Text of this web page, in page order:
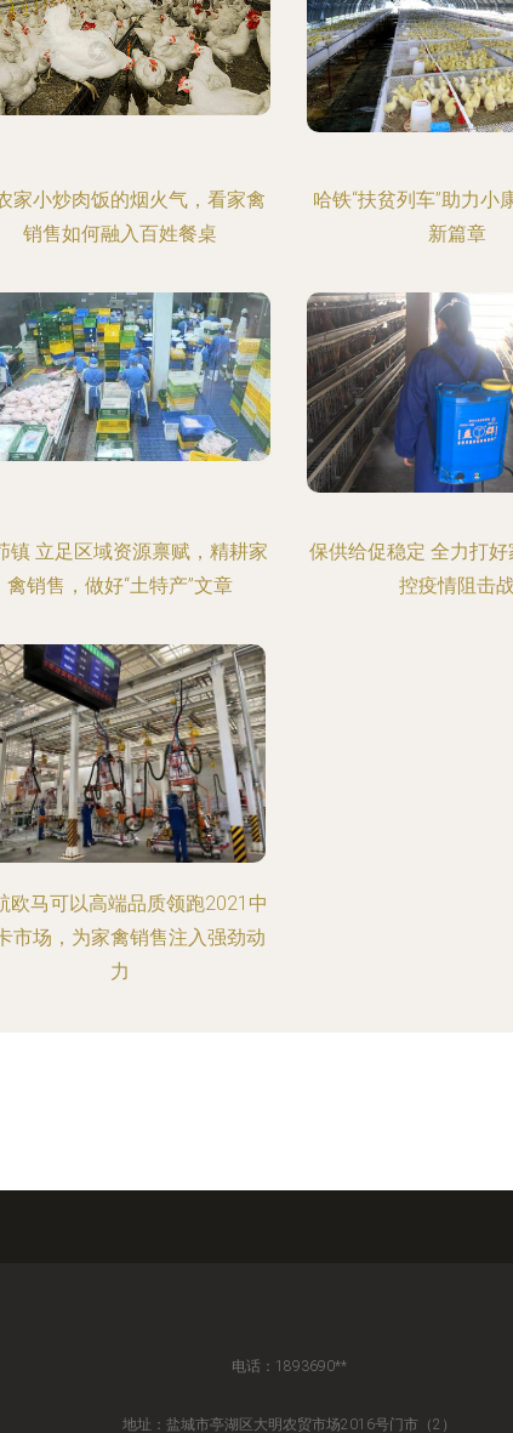
家小炒肉饭的烟火气，看家禽
销售如何融入百姓餐桌
哈铁“扶贫列车”助力小
新篇章
镇 立足区域资源禀赋，精耕家
禽销售，做好“土特产”文章
保供给促稳定 全力打
控疫情阻击
欧马可以高端品质领跑2021中
市场，为家禽销售注入强劲动
力
电话：1893690**
地址：盐城市亭湖区大明农贸市场2016号门市（2）